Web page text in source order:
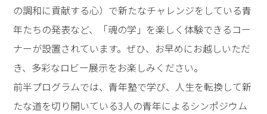
の調和に貢献する心）で新たなチャレンジをしている青
年たちの発表など、「魂の学」を楽しく体験できるコー
ナーが設置されています。ぜひ、お早めにお越しいただ
き、多彩なロビー展示をお楽しみください。
前半プログラムでは、青年塾で学び、人生を転換して新
たな道を切り開いている3人の青年によるシンポジウム